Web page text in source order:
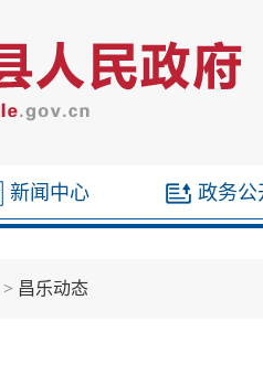
新闻中心 政务公
> 昌乐动态